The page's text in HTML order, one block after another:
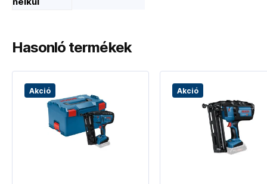
Hasonló termékek
Akció Akció